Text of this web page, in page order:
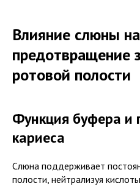
Влияние слюны на
предотвращение
ротовой полости
Функция буфера и
кариеса
Слюна поддерживает
полости, нейтрализуя